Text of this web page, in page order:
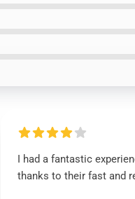
I had a fantastic
thanks to their fast and